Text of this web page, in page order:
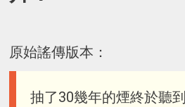
原始謠傳版本：
抽了30幾年的煙終於聽